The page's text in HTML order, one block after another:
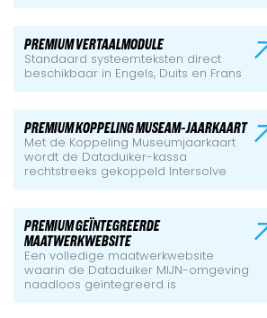
PREMIUM VERTAALMODULE
Standaard systeemteksten direct
beschikbaar in Engels, Duits en Frans
PREMIUM KOPPELING MUSEAM-JAARKAART
Met de Koppeling Museumjaarkaart
wordt de Dataduiker-kassa
rechtstreeks gekoppeld Intersolve
PREMIUM GEÏNTEGREERDE
MAATWERKWEBSITE
Een volledige maatwerkwebsite
waarin de Dataduiker MIJN-omgeving
naadloos geïntegreerd is